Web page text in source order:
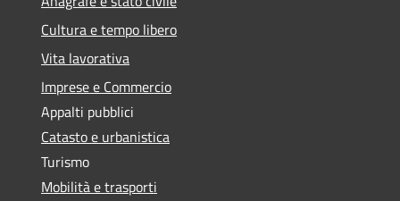
Cultura e tempo libero
Vita lavorativa
Imprese e Commercio
Appalti pubblici
Catasto e urbanistica
Turismo
Mobilità e trasporti